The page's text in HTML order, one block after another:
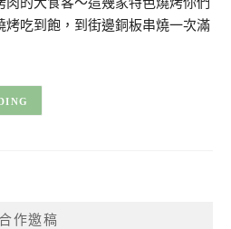
烤吃到飽，到街邊銅板串燒一次滿
合作邀稿